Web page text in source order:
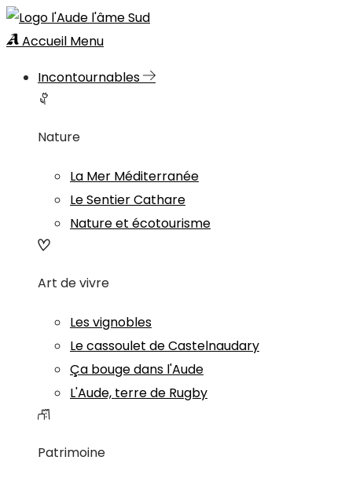
Accueil Menu
Incontournables
Nature
La Mer Méditerranée
Le Sentier Cathare
Nature et écotourisme
Art de vivre
Les vignobles
Le cassoulet de Castelnaudary
Ça bouge dans l'Aude
L'Aude, terre de Rugby
Patrimoine